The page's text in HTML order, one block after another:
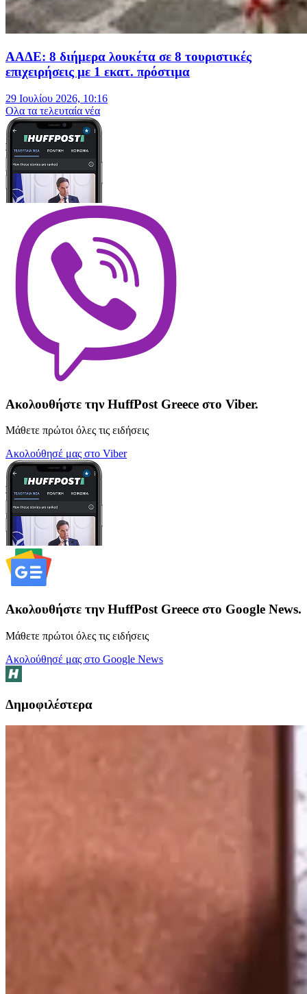
ΑΑΔΕ: 8 διήμερα λουκέτα σε 8 τουριστικές
επιχειρήσεις με 1 εκατ. πρόστιμα
29 Ιουλίου 2026, 10:16
Oλα τα τελευταία νέα
Ακολουθήστε την HuffPost Greece στο Viber.
Μάθετε πρώτοι όλες τις ειδήσεις
Ακολούθησέ μας στο Viber
Ακολουθήστε την HuffPost Greece στο Google News.
Μάθετε πρώτοι όλες τις ειδήσεις
Ακολούθησέ μας στο Google News
Δημοφιλέστερα